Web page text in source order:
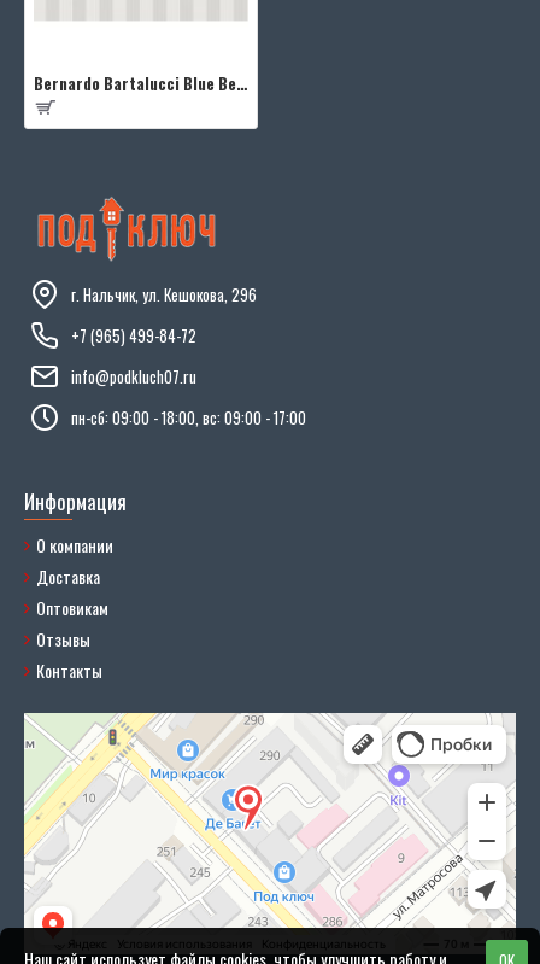
Bernardo Bartalucci Blue Beatrice 5024-2
г. Нальчик, ул. Кешокова, 296
+7 (965) 499-84-72
info@podkluch07.ru
пн-сб: 09:00 - 18:00, вс: 09:00 - 17:00
Информация
О компании
Доставка
Оптовикам
Отзывы
Контакты
Наш сайт использует файлы cookies, чтобы улучшить работу и